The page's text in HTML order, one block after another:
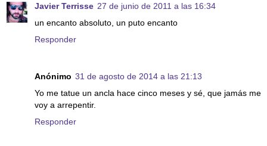
Javier Terrisse 27 de junio de 2011 a las 16:34
un encanto absoluto, un puto encanto
Responder
Anónimo 31 de agosto de 2014 a las 21:13
Yo me tatue un ancla hace cinco meses y sé, que jamás me
voy a arrepentir.
Responder